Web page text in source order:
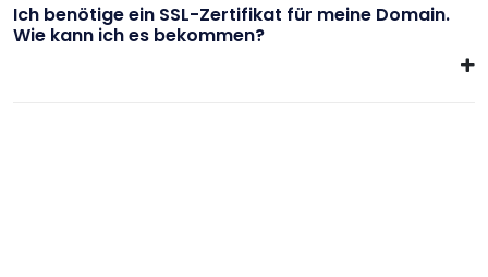
Ich benötige ein SSL-Zertifikat für meine Domain.
Wie kann ich es bekommen?